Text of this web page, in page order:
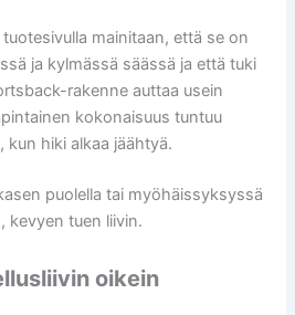
mainitaan, että se on
ja kylmässä säässä ja että tuki
rakenne auttaa usein
kokonaisuus tuntuu
kun hiki alkaa jäähtyä.
puolella tai myöhäissyksyssä
kevyen tuen liivin.
oikein